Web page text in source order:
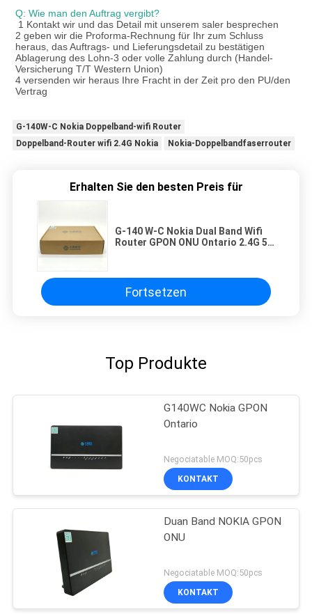
Q: Wie man den Auftrag vergibt?
1 Kontakt wir und das Detail mit unserem saler besprechen
2 geben wir die Proforma-Rechnung für Ihr zum Schluss
heraus, das Auftrags- und Lieferungsdetail zu bestätigen
Ablagerung des Lohn-3 oder volle Zahlung durch (Handel-
Versicherung T/T Western Union)
4 versenden wir heraus Ihre Fracht in der Zeit pro den PU/den
Vertrag
G-140W-C Nokia Doppelband-wifi Router
Doppelband-Router wifi 2.4G Nokia
Nokia-Doppelbandfaserrouter
Erhalten Sie den besten Preis für
G-140 W-C Nokia Dual Band Wifi
Router GPON ONU Ontario 2.4G 5G
Fortsetzen
Top Produkte
G140WC Nokia GPON
Ontario
Negociatable MOQ:50pcs
KONTAKT
Duan Band NOKIA GPON
ONU
Negociatable MOQ:50pcs
KONTAKT